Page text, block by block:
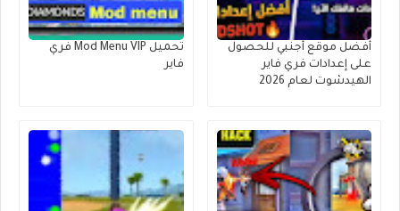
أفضل موقع أجنبي للحصول
على إعدادات فري فاير
الهيدشوت لعام 2026
تحميل Mod Menu VIP فري
فاير